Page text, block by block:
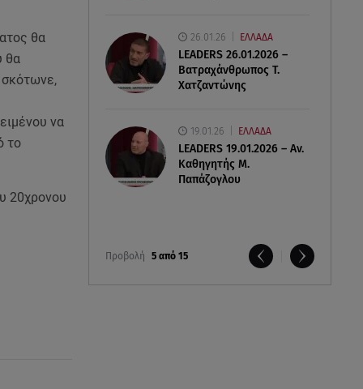
26.01.26 ΕΛΛΑΔΑ
LEADERS 26.01.2026 –
Βατραχάνθρωπος Τ.
Χατζαντώνης
19.01.26 ΕΛΛΑΔΑ
LEADERS 19.01.2026 – Αν.
Καθηγητής Μ.
Παπάζογλου
Προβολή 5 από 15
θα
θα
σκότωνε,
να
το
20χρονου